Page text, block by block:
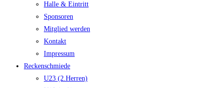
Halle & Eintritt
Sponsoren
Mitglied werden
Kontakt
Impressum
Reckenschmiede
U23 (2.Herren)